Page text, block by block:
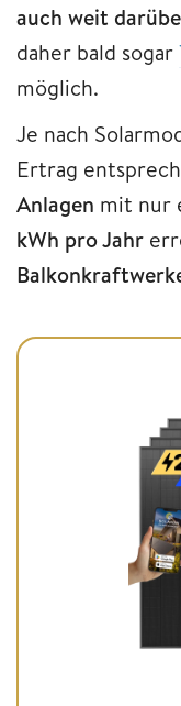
auch weit
daher bald sogar
möglich.
Je nach
Ertrag
Anlagen mit nur
kWh pro Jahr